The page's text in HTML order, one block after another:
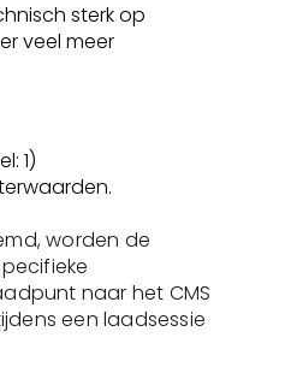
sterk op
veel meer
1)
worden de
naar het CMS
een laadsessie